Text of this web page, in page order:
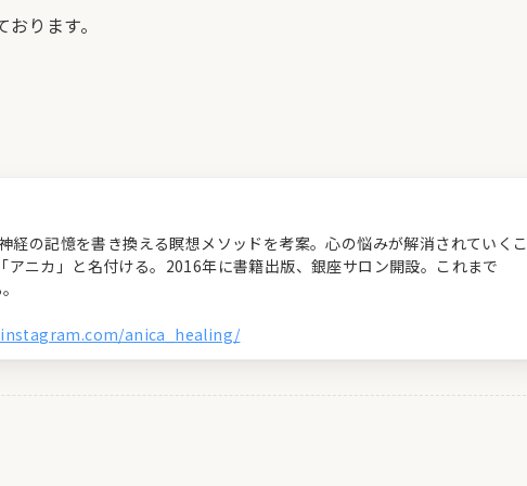
ります。
経の記憶を書き換える瞑想メソッドを考案。心の悩みが解消されていくこ
アニカ」と名付ける。2016年に書籍出版、銀座サロン開設。これまで
anica_healing/